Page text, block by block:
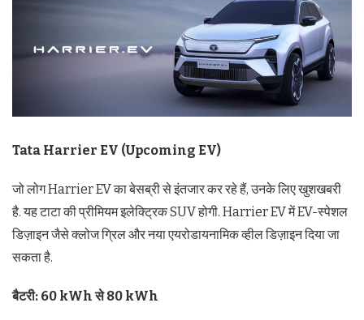
Tata Harrier EV (Upcoming EV)
जो लोग Harrier EV का बेसब्री से इंतजार कर रहे हैं, उनके लिए खुशखबरी
है. यह टाटा की प्रीमियम इलेक्ट्रिक SUV होगी. Harrier EV में EV-स्पेशल
डिज़ाइन जैसे क्लोज ग्रिल और नया एयरोडायनामिक व्हील डिज़ाइन दिया जा
सकता है.
बैटरी: 60 kWh से 80 kWh